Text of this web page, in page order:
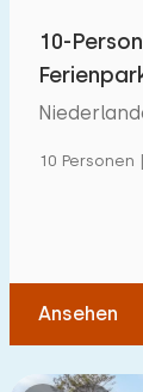
10-
10
Ansehen